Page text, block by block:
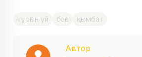
тұрғын үй баға қымбат
Автор